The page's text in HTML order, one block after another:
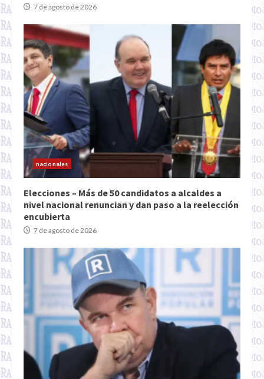
7 de agosto de 2026
nacionales
Elecciones – Más de 50 candidatos a alcaldes a
nivel nacional renuncian y dan paso a la reelección
encubierta
7 de agosto de 2026